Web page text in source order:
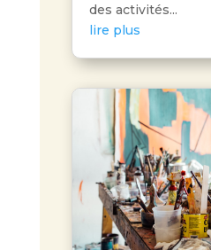
des activités...
lire plus